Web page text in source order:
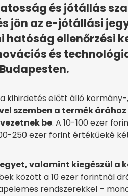
és jótállás
jön az e-jótállási
ellenőrzési
és
kihirdetés előtt álló
szemben a termék
be. A 10-100 ezer
250 ezer forint értékűeké
valamint kiegészül a
között a 10 ezer forintnál
rendszerekkel –